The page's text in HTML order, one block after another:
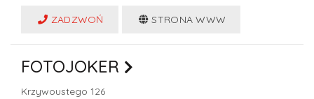
ZADZWOŃ STRONA WWW
FOTOJOKER
Krzywoustego 126